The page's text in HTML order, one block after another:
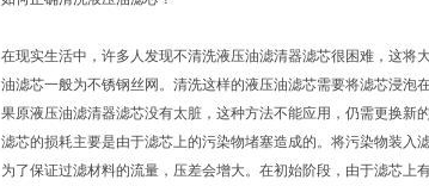
在现实生活中，许多人发现不清洗液压油滤清器滤芯很困难，这
油滤芯一般为不锈钢丝网。清洗这样的液压油滤芯需要将滤芯浸
果原液压油滤清器滤芯没有太脏，这种方法不能应用，仍需更换新
滤芯的损耗主要是由于滤芯上的污染物堵塞造成的。将污染物装入
为了保证过滤材料的流量，压差会增大。在初始阶段，由于滤芯上